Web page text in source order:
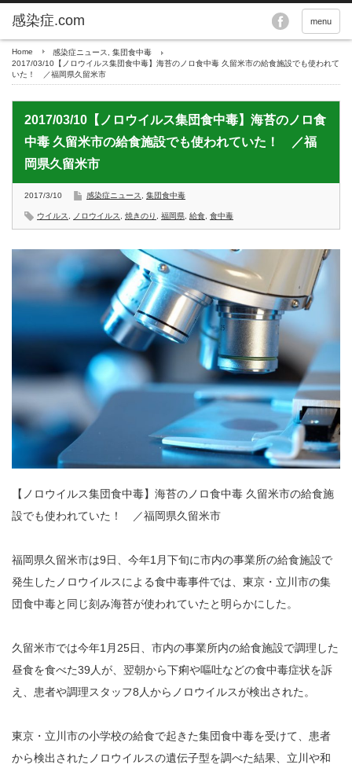
menu
Home 感染症ニュース
集団食中毒
2017/03/10【ノロウイルス集団食中毒】海苔のノロ食中毒 久留米市の給食施設でも使われて
いた！ ／福岡県久留米市
2017/03/10【ノロウイルス集団食中毒】海苔のノロ食
中毒 久留米市の給食施設でも使われていた！ ／福
岡県久留米市
2017/3/10 感染症ニュース 集団食中毒
ウイルス ノロウイルス 焼きのり 福岡県 給食 食中毒
【ノロウイルス集団食中毒】海苔のノロ食中毒 久留米市の給食施
設でも使われていた！ ／福岡県久留米市
福岡県久留米市は9日、今年1月下旬に市内の事業所の給食施設で
発生したノロウイルスによる食中毒事件では、東京・立川市の集
団食中毒と同じ刻み海苔が使われていたと明らかにした。
久留米市では今年1月25日、市内の事業所内の給食施設で調理した
昼食を食べた39人が、翌朝から下痢や嘔吐などの食中毒症状を訴
え、患者や調理スタッフ8人からノロウイルスが検出された。
東京・立川市の小学校の給食で起きた集団食中毒を受けて、患者
から検出されたノロウイルスの遺伝子型を調べた結果、立川や和